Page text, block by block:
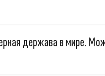
держава в мире.